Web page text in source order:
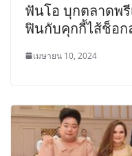
ฟันโอ บุกตลาดพรี
ฟินกับคุกกี้ไส้ช็อก
เมษายน 10, 2024